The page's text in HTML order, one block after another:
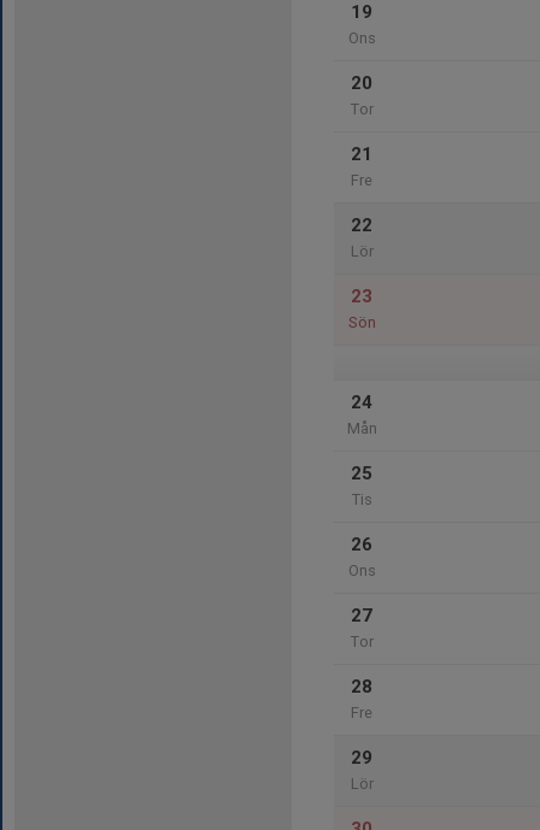
19
Ons
20
Tor
21
Fre
22
Lör
23
Sön
24
Mån
25
Tis
26
Ons
27
Tor
28
Fre
29
Lör